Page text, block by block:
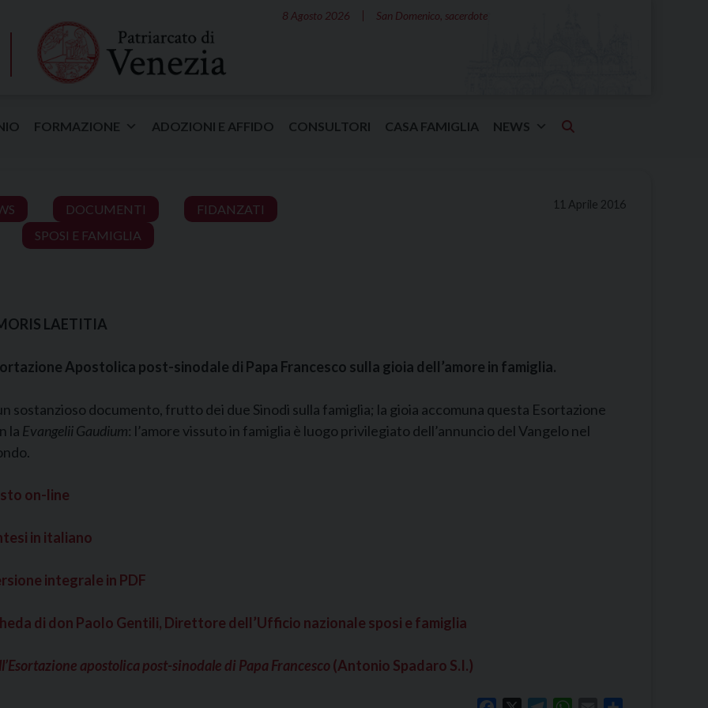
8 Agosto 2026 San Domenico, sacerdote
FORMAZIONE ADOZIONI E AFFIDO CONSULTORI CASA FAMIGLIA NEWS
11 Aprile 2016
DOCUMENTI
FIDANZATI
SPOSI E FAMIGLIA
LAETITIA
Apostolica post-sinodale di Papa Francesco sulla gioia dell’amore in famiglia.
sostanzioso documento, frutto dei due Sinodi sulla famiglia; la gioia accomuna questa Esortazione
la Evangelii Gaudium: l’amore vissuto in famiglia è luogo privilegiato dell’annuncio del Vangelo nel
on-line
in italiano
integrale in PDF
di don Paolo Gentili, Direttore dell’Ufficio nazionale sposi e famiglia
apostolica post-sinodale di Papa Francesco(Antonio Spadaro S.I.)